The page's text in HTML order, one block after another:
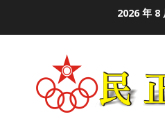
2026 年 8